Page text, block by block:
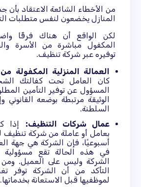
من الأخطاء الشائعة الاعتقاد بأن
المنازل يخضعون لنفس متطلبات
لكن الواقع أن هناك فرقًا
المكفول مباشرة من الأسرة
توفيره عبر شركة تنظيف.
العمالة المنزلية المكفولة
كان العامل تحت كفالتك
المسؤول عن توفير التأمين
الوثيقة مرتبطة بوضعه القانوني
السلطنة.
عمال شركات التنظيف: إذا
بعامل أو عاملة من شركة
أسبوعيًا، فإن الشركة هي جهة
في هذه الحالة تقع مسؤولية
الشركة وليس على العميل. ومن
التأكد من أن الشركة توفر
لموظفيها قبل الاستعانة بخدماتها.